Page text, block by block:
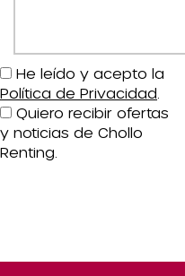
He leído y acepto la
Política de Privacidad
Quiero recibir ofertas
y noticias de Chollo
Renting.